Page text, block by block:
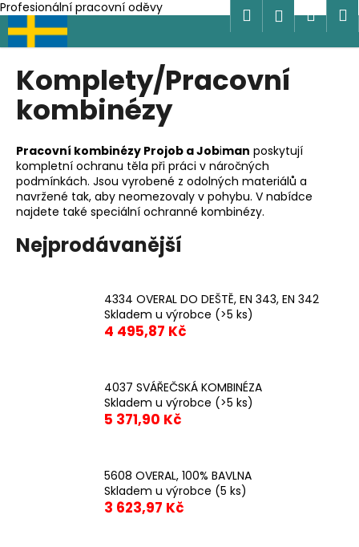
Profesionální pracovní oděvy
na
obsah
Hledat
košík
Komplety/Pracovní
kombinézy
Pracovní kombinézy Projob a Jobiman poskytují
kompletní ochranu těla při práci v náročných
podmínkách. Jsou vyrobené z odolných materiálů a
navržené tak, aby neomezovaly v pohybu. V nabídce
najdete také speciální ochranné kombinézy.
Nejprodávanější
4334 OVERAL DO DEŠTĚ, EN 343, EN 342
Skladem u výrobce (>5 ks)
4 495,87 Kč
4037 SVÁŘEČSKÁ KOMBINÉZA
Skladem u výrobce (>5 ks)
5 371,90 Kč
5608 OVERAL, 100% BAVLNA
Skladem u výrobce (5 ks)
3 623,97 Kč
K
o
š Zpět
Zpět
C
o
o
t
ř
e
b
u